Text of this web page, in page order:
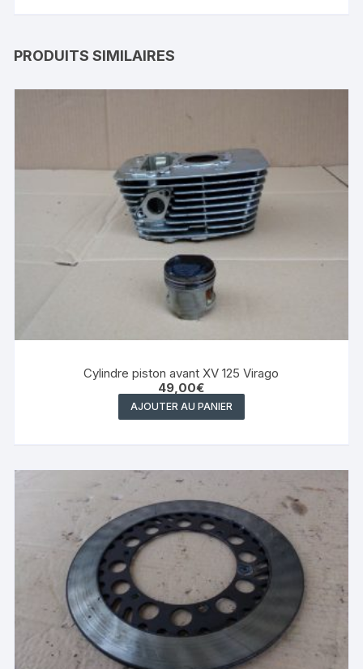
PRODUITS SIMILAIRES
Cylindre piston avant XV 125 Virago
49,00€
AJOUTER AU PANIER